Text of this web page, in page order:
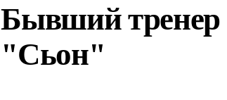
Бывший тренер
"Сьон"